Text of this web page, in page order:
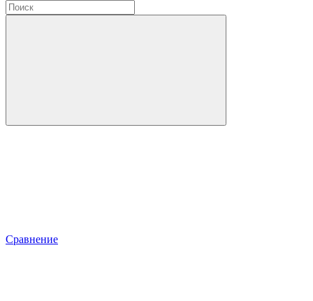
Сравнение